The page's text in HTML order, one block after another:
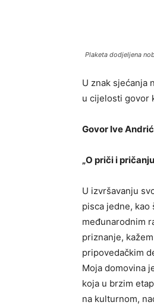
Plaketa dodjeljena
U znak sjećanja
u cijelosti govor
Govor Ive
„O priči i
U izvršavanju
pisca jedne, kao
međunarodnim
priznanje,
pripovedačkim
Moja domovina
koja u brzim
na kulturnom,